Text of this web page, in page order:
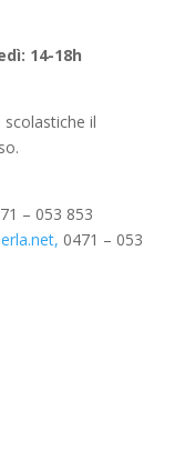
14-18h
il
– 053 853
0471 – 053